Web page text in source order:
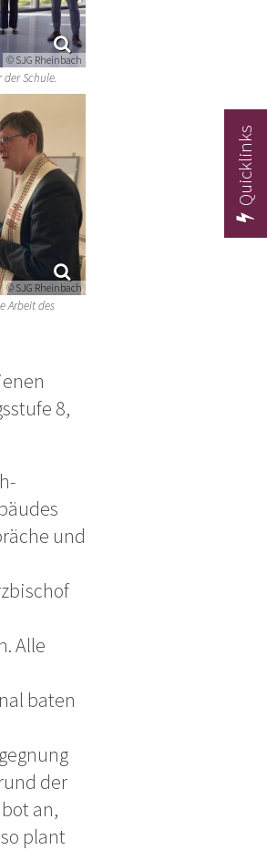
© SJG Rheinbach
Schule.
© SJG Rheinbach
Arbeit des
8,
und
Alle
baten
der
an,
plant
Quicklinks